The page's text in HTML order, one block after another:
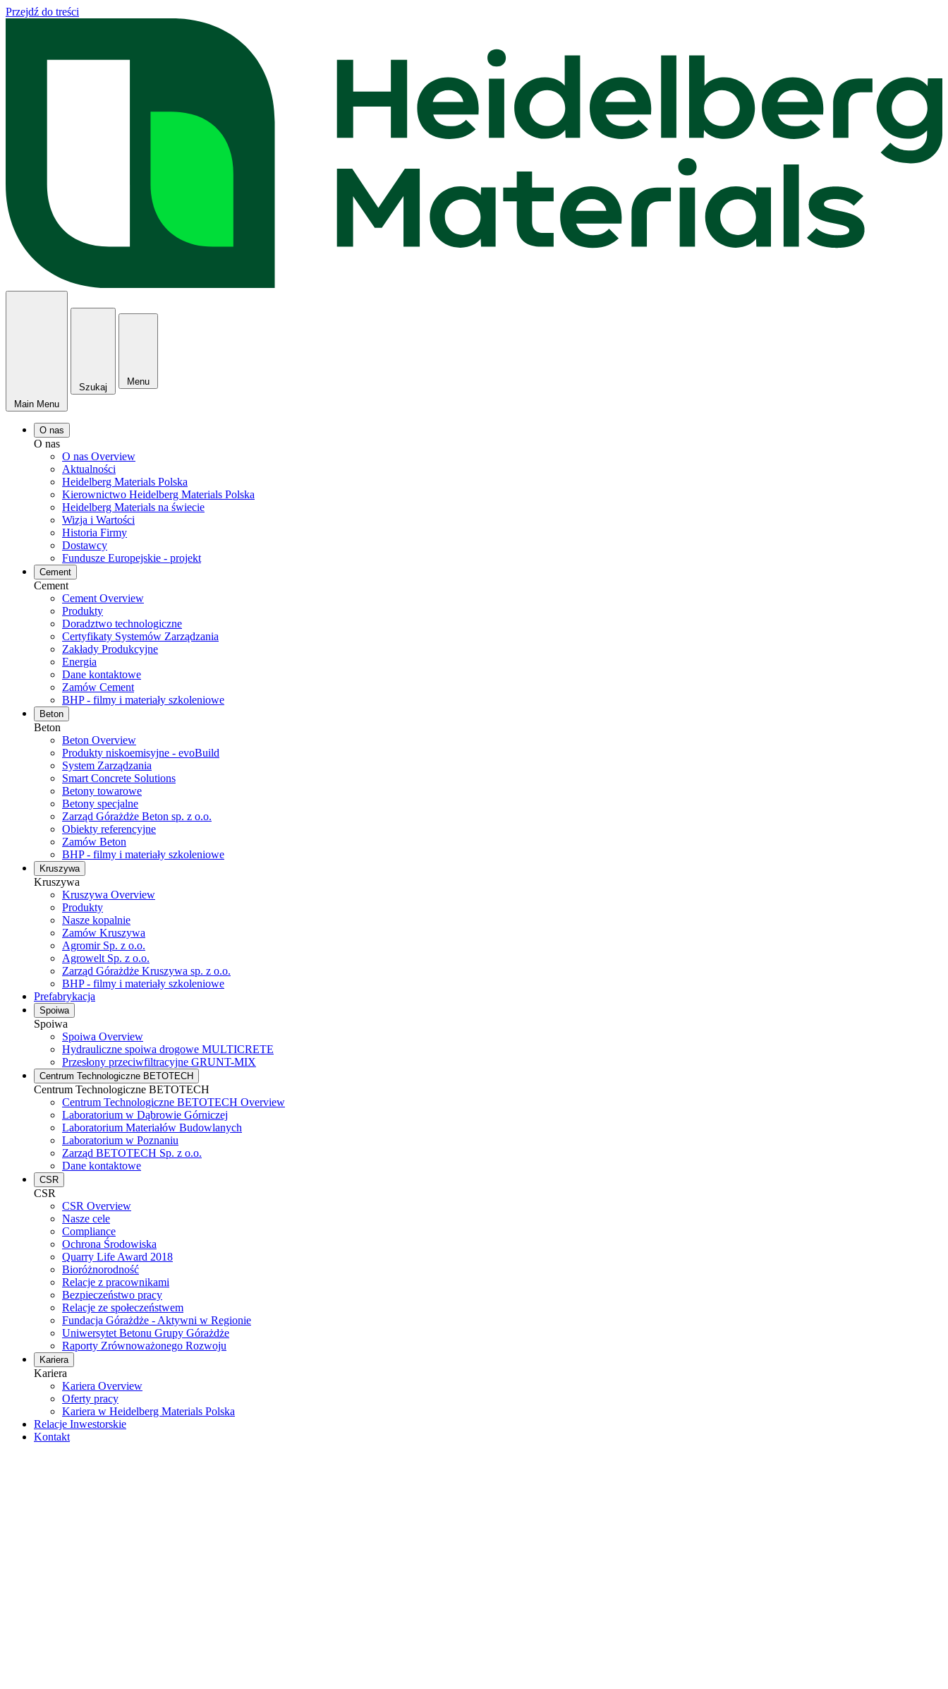
Przejdź do treści
Main Menu
Szukaj
Menu
O nas
O nas
O nas Overview
Aktualności
Heidelberg Materials Polska
Kierownictwo Heidelberg Materials Polska
Heidelberg Materials na świecie
Wizja i Wartości
Historia Firmy
Dostawcy
Fundusze Europejskie - projekt
Cement
Cement
Cement Overview
Produkty
Doradztwo technologiczne
Certyfikaty Systemów Zarządzania
Zakłady Produkcyjne
Energia
Dane kontaktowe
Zamów Cement
BHP - filmy i materiały szkoleniowe
Beton
Beton
Beton Overview
Produkty niskoemisyjne - evoBuild
System Zarządzania
Smart Concrete Solutions
Betony towarowe
Betony specjalne
Zarząd Górażdże Beton sp. z o.o.
Obiekty referencyjne
Zamów Beton
BHP - filmy i materiały szkoleniowe
Kruszywa
Kruszywa
Kruszywa Overview
Produkty
Nasze kopalnie
Zamów Kruszywa
Agromir Sp. z o.o.
Agrowelt Sp. z o.o.
Zarząd Górażdże Kruszywa sp. z o.o.
BHP - filmy i materiały szkoleniowe
Prefabrykacja
Spoiwa
Spoiwa
Spoiwa Overview
Hydrauliczne spoiwa drogowe MULTICRETE
Przesłony przeciwfiltracyjne GRUNT-MIX
Centrum Technologiczne BETOTECH
Centrum Technologiczne BETOTECH
Centrum Technologiczne BETOTECH Overview
Laboratorium w Dąbrowie Górniczej
Laboratorium Materiałów Budowlanych
Laboratorium w Poznaniu
Zarząd BETOTECH Sp. z o.o.
Dane kontaktowe
CSR
CSR
CSR Overview
Nasze cele
Compliance
Ochrona Środowiska
Quarry Life Award 2018
Bioróżnorodność
Relacje z pracownikami
Bezpieczeństwo pracy
Relacje ze społeczeństwem
Fundacja Górażdże - Aktywni w Regionie
Uniwersytet Betonu Grupy Górażdże
Raporty Zrównoważonego Rozwoju
Kariera
Kariera
Kariera Overview
Oferty pracy
Kariera w Heidelberg Materials Polska
Relacje Inwestorskie
Kontakt